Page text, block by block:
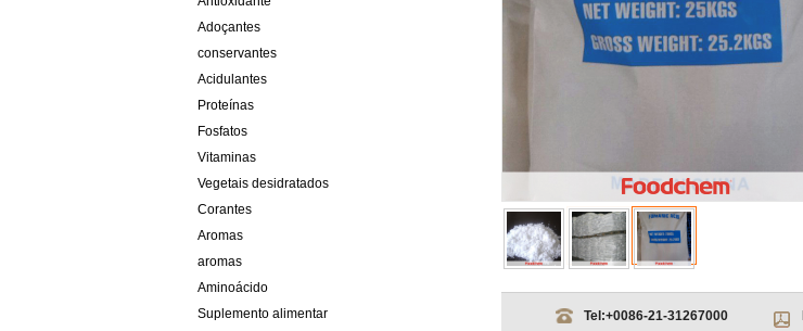
Adoçantes
conservantes
Acidulantes
Proteínas
Fosfatos
Vitaminas
Vegetais desidratados
Corantes
Aromas
aromas
Aminoácido
Suplemento alimentar
Tel:+0086-21-31267000